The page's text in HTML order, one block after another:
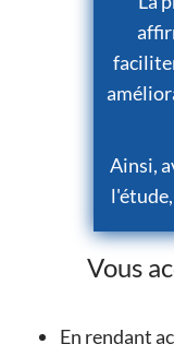
Ainsi,
Vous
En rendant